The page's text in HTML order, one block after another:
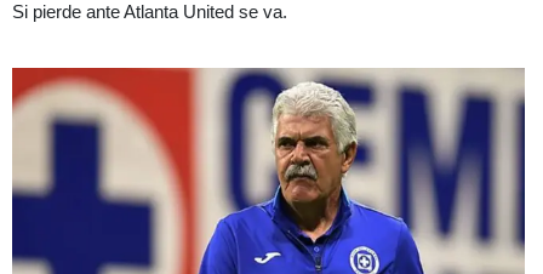
Si pierde ante Atlanta United se va.